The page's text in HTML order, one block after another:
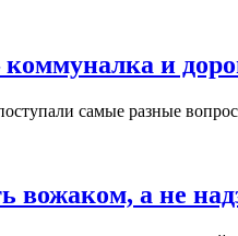
и
самые разные
вожаком, а не